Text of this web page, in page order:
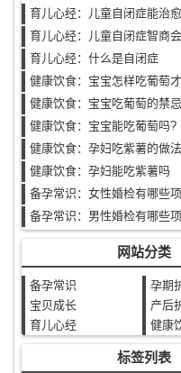
育儿心经：儿童自闭症能治
育儿心经：儿童自闭症智商
育儿心经：什么是自闭症
健康饮食：宝宝怎样吃葡萄
健康饮食：宝宝吃葡萄的禁忌
健康饮食：宝宝能吃葡萄吗?
健康饮食：孕妇吃紫薯的做法
健康饮食：孕妇能吃紫薯吗
备孕常识：女性婚检有哪些
备孕常识：男性婚检有哪些
网站分类
备孕常识
孕期
宝贝成长
产后
育儿心经
健康
标签列表